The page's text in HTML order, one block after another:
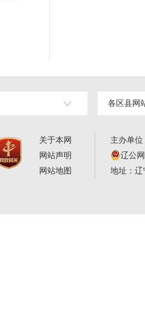
各区县网
关于本网
网站声明
网站地图
主办单
辽公
地址：辽